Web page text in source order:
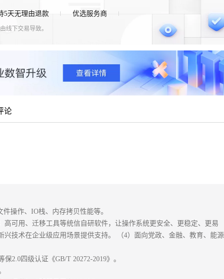
5天无理由退款 优选服务商
线下交易导致。
论
操作、IO栈、内存拷贝性能等。
可用、迁移工具等统信自研软件，让操作系统更安全、更稳定、更易
技术在企业级应用场景提供支持。 （4）面向党政、金融、教育、能源
2.0四级认证《GB/T 20272-2019》。